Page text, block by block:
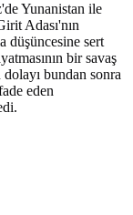
Yunanistan ile
Adası'nın
düşüncesine sert
bir savaş
bundan sonra
eden